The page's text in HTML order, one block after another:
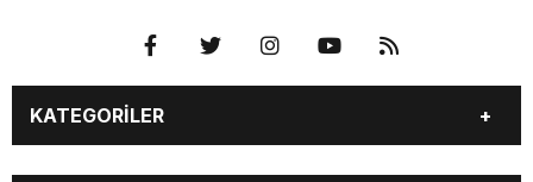
KATEGORİLER
EĞİTİM EKONOMİ